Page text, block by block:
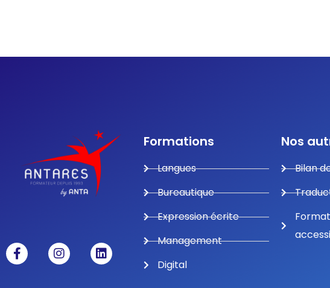
Formations
Langues
Bureautique
Expression écrite
Management
Digital
Nos
Bilan